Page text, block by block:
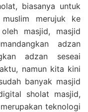
biasanya untuk
merujuk ke
masjid, masjid
adzan
adzan seseai
namun kita kini
banyak masjid
sholat masjid,
teknologi